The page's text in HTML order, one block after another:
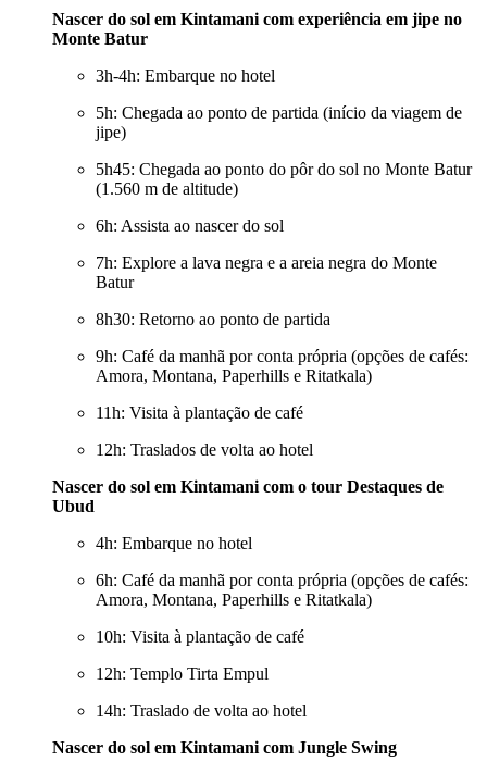
Nascer do sol em Kintamani com experiência em jipe no
Monte Batur
3h-4h: Embarque no hotel
5h: Chegada ao ponto de partida (início da viagem de
jipe)
5h45: Chegada ao ponto do pôr do sol no Monte Batur
(1.560 m de altitude)
6h: Assista ao nascer do sol
7h: Explore a lava negra e a areia negra do Monte
Batur
8h30: Retorno ao ponto de partida
9h: Café da manhã por conta própria (opções de cafés:
Amora, Montana, Paperhills e Ritatkala)
11h: Visita à plantação de café
12h: Traslados de volta ao hotel
Nascer do sol em Kintamani com o tour Destaques de
Ubud
4h: Embarque no hotel
6h: Café da manhã por conta própria (opções de cafés:
Amora, Montana, Paperhills e Ritatkala)
10h: Visita à plantação de café
12h: Templo Tirta Empul
14h: Traslado de volta ao hotel
Nascer do sol em Kintamani com Jungle Swing